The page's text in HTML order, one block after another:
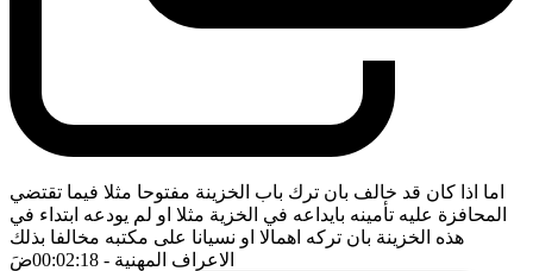
اما اذا كان قد خالف بان ترك باب الخزينة مفتوحا مثلا فيما تقتضي
المحافزة عليه تأمينه بايداعه في الخزية مثلا او لم يودعه ابتداء في
هذه الخزينة بان تركه اهمالا او نسيانا على مكتبه مخالفا بذلك
الاعراف المهنية - 00:02:18 ضَ